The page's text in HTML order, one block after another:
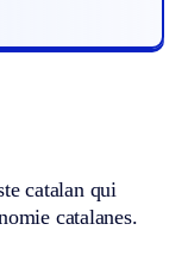
catalan qui
catalanes.